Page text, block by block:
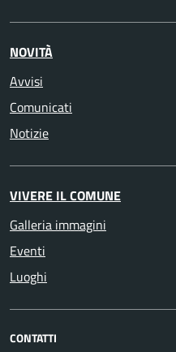
NOVITÀ
Avvisi
Comunicati
Notizie
VIVERE IL COMUNE
Galleria immagini
Eventi
Luoghi
CONTATTI